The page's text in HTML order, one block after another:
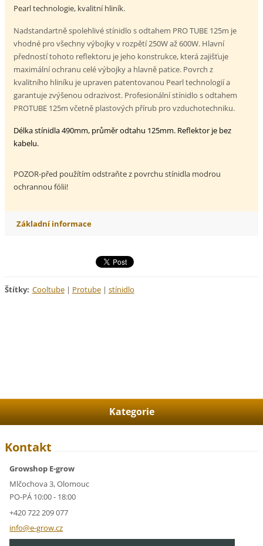
Pearl technologie, kvalitní hliník.
Nadstandartně spolehlivé stínidlo s odtahem PRO TUBE 125m je
vhodné pro všechny výbojky v rozpětí 250W až 600W. Hlavní
předností tohoto reflektoru je jeho konstrukce, která zajišťuje
maximální ochranu celé výbojky a hlavně patice. Povrch z
kvalitního hliníku je upraven patentovanou Pearl technologií a
garantuje zvýšenou odrazivost. Profesionální stínidlo s odtahem
PROTUBE 125m včetně plastových přírub pro vzduchotechniku.
Délka stínidla 490mm, průměr odtahu 125mm. Reflektor je bez
kabelu.
POZOR-před použítím odstraňte z povrchu stínidla modrou
ochrannou fólii!
Základní informace
Štítky: Cooltube | Protube | stínidlo
Kategorie
Kontakt
Growshop E-grow
Mlčochova 3, Olomouc
PO-PÁ 10:00 - 18:00
+420 722 209 077
info@e-grow.cz